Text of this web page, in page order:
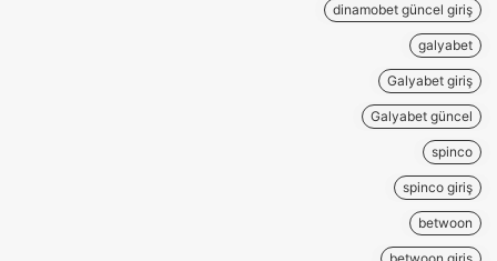
dinamobet güncel giriş
galyabet
Galyabet giriş
Galyabet güncel
spinco
spinco giriş
betwoon